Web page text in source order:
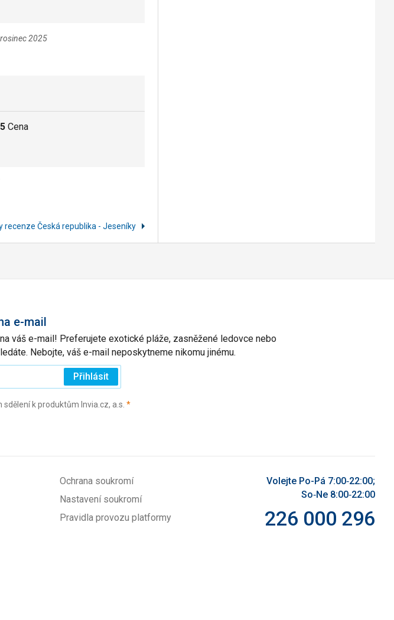
2025
5 Cena
recenze Česká republika - Jeseníky
e-mail
váš e-mail! Preferujete exotické pláže, zasněžené ledovce nebo
Nebojte, váš e-mail neposkytneme nikomu jinému.
Přihlásit
k produktům Invia.cz, a.s. *(povinné)
Ochrana soukromí
Nastavení soukromí
Pravidla provozu platformy
Volejte Po-Pá 7:00‑22:00;
So‑Ne 8:00‑22:00
226 000 296